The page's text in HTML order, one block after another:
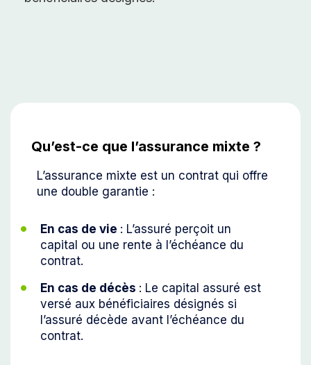
Qu’est-ce que l’assurance mixte ?
L’assurance mixte est un contrat qui offre
une double garantie :
En cas de vie : L’assuré perçoit un
capital ou une rente à l’échéance du
contrat.
En cas de décès : Le capital assuré est
versé aux bénéficiaires désignés si
l’assuré décède avant l’échéance du
contrat.